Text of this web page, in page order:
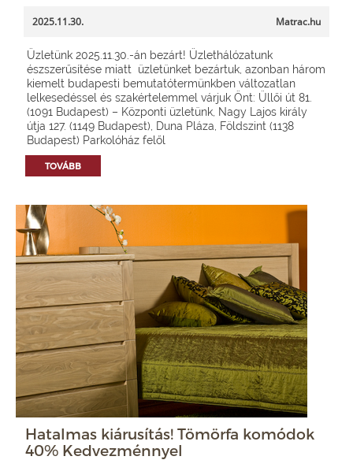
2025.11.30. Matrac.hu
Üzletünk 2025.11.30.-án bezárt! Üzlethálózatunk
észszerűsítése miatt üzletünket bezártuk, azonban három
kiemelt budapesti bemutatótermünkben változatlan
lelkesedéssel és szakértelemmel várjuk Önt: Üllői út 81.
(1091 Budapest) – Központi üzletünk, Nagy Lajos király
útja 127. (1149 Budapest), Duna Pláza, Földszint (1138
Budapest) Parkolóház felől
TOVÁBB
Hatalmas kiárusítás! Tömörfa komódok
40% Kedvezménnyel